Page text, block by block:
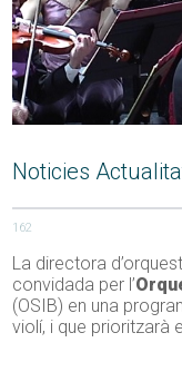
Noticies
162
La directora
convidada per l’
(OSIB) en una
violí, i que prioritzarà